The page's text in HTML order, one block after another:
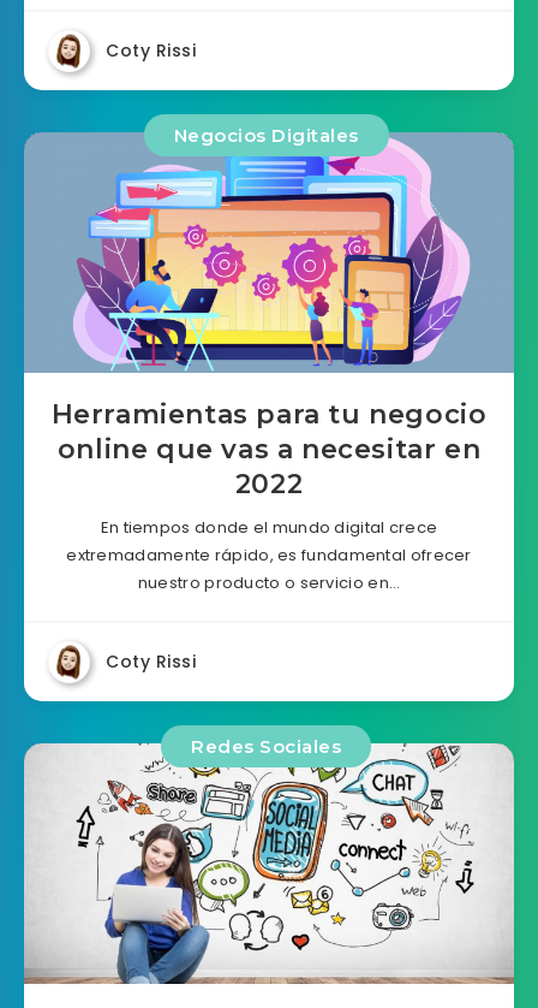
Coty Rissi
Negocios Digitales
Herramientas para tu negocio
online que vas a necesitar en
2022
En tiempos donde el mundo digital crece
extremadamente rápido, es fundamental ofrecer
nuestro producto o servicio en…
Coty Rissi
Redes Sociales